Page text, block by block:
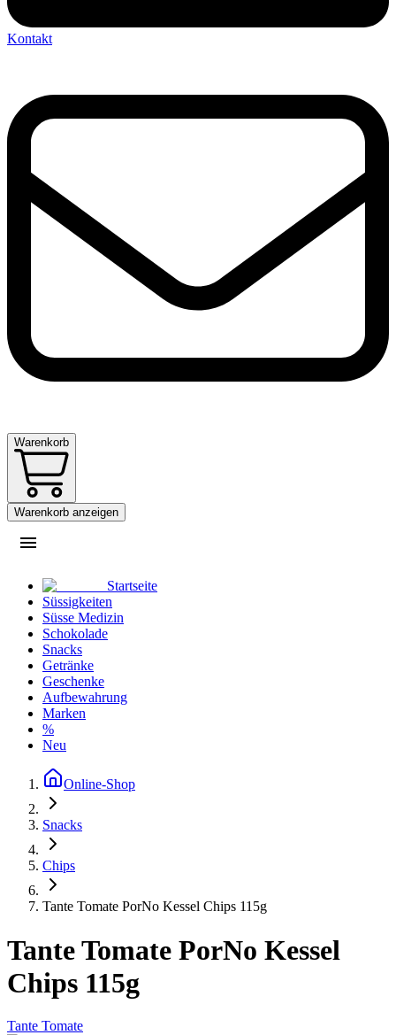
Kontakt
Warenkorb
Warenkorb anzeigen
Startseite
Süssigkeiten
Süsse Medizin
Schokolade
Snacks
Getränke
Geschenke
Aufbewahrung
Marken
%
Neu
Online-Shop
Snacks
Chips
Tante Tomate PorNo Kessel Chips 115g
Tante Tomate PorNo Kessel
Chips 115g
Tante Tomate